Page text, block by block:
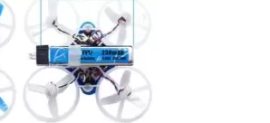
– Betaflight Configuration